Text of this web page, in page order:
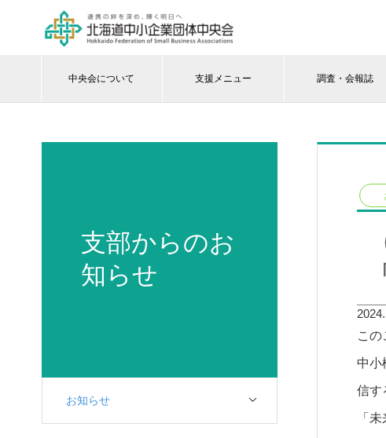
中央会について 支援メニュー 調査・会報誌
支部からのお
知らせ
お知らせ
この
中小
信す
「